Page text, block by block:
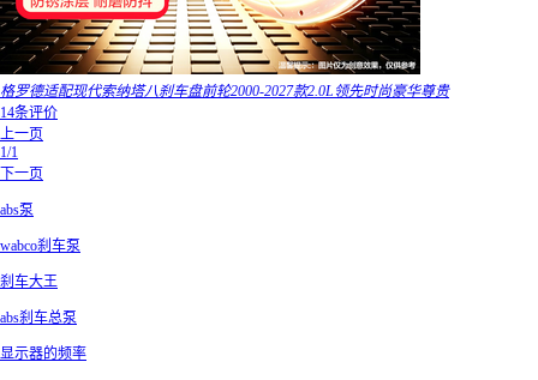
格罗德适配现代索纳塔八刹车盘前轮2000-2027款2.0L领先时尚豪华尊贵
14条评价
上一页
1/1
下一页
abs泵
wabco刹车泵
刹车大王
abs刹车总泵
显示器的频率